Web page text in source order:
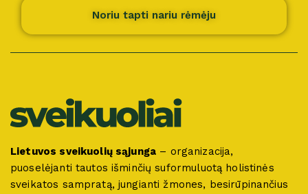
Noriu tapti nariu rėmėju
Lietuvos sveikuolių sąjunga – organizacija,
puoselėjanti tautos išminčių suformuluotą holistinės
sveikatos sampratą, jungianti žmones, besirūpinančius